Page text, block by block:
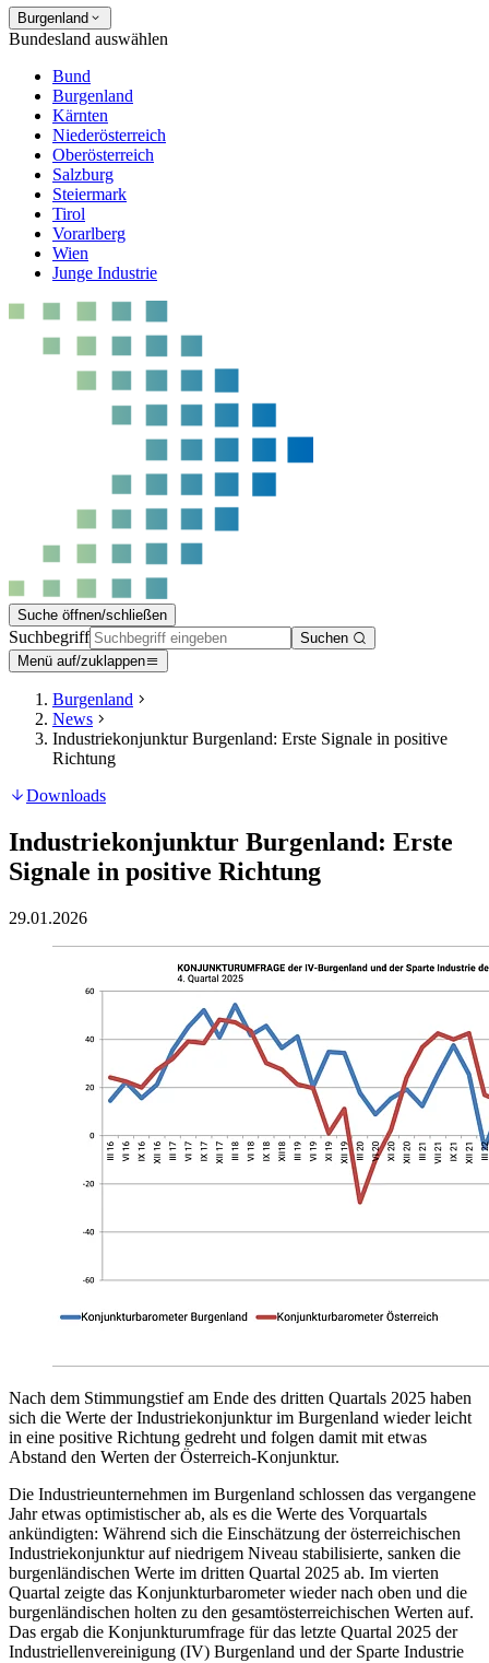
Burgenland
Bundesland auswählen
Bund
Burgenland
Kärnten
Niederösterreich
Oberösterreich
Salzburg
Steiermark
Tirol
Vorarlberg
Wien
Junge Industrie
Suche öffnen/schließen
Suchbegriff
Suchen
Menü auf/zuklappen
Burgenland
News
Industriekonjunktur Burgenland: Erste Signale in positive
Richtung
Downloads
Industriekonjunktur Burgenland: Erste
Signale in positive Richtung
29.01.2026
Nach dem Stimmungstief am Ende des dritten Quartals 2025 haben
sich die Werte der Industriekonjunktur im Burgenland wieder leicht
in eine positive Richtung gedreht und folgen damit mit etwas
Abstand den Werten der Österreich-Konjunktur.
Die Industrieunternehmen im Burgenland schlossen das vergangene
Jahr etwas optimistischer ab, als es die Werte des Vorquartals
ankündigten: Während sich die Einschätzung der österreichischen
Industriekonjunktur auf niedrigem Niveau stabilisierte, sanken die
burgenländischen Werte im dritten Quartal 2025 ab. Im vierten
Quartal zeigte das Konjunkturbarometer wieder nach oben und die
burgenländischen holten zu den gesamtösterreichischen Werten auf.
Das ergab die Konjunkturumfrage für das letzte Quartal 2025 der
Industriellenvereinigung (IV) Burgenland und der Sparte Industrie